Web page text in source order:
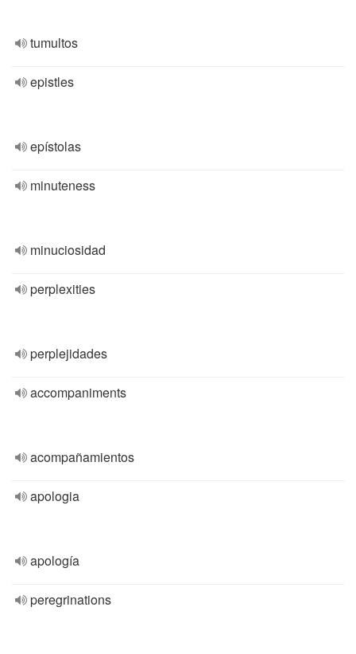
tumultos
epistles
epístolas
minuteness
minuciosidad
perplexities
perplejidades
accompaniments
acompañamientos
apologia
apología
peregrinations